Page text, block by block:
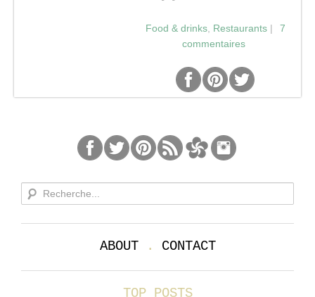
Food & drinks Restaurants |
7
commentaires
ABOUT. CONTACT
TOP POSTS